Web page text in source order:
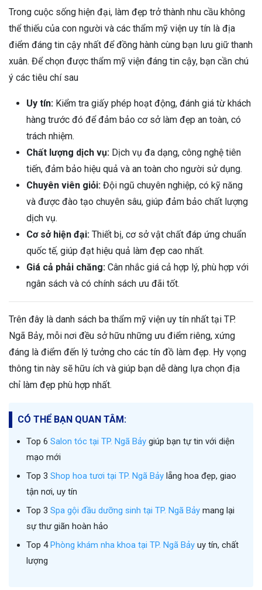
Trong cuộc sống hiện đại, làm đẹp trở thành nhu cầu không
thể thiếu của con người và các thẩm mỹ viện uy tín là địa
điểm đáng tin cậy nhất để đồng hành cùng bạn lưu giữ thanh
xuân. Để chọn được thẩm mỹ viện đáng tin cậy, bạn cần chú
ý các tiêu chí sau
Uy tín: Kiểm tra giấy phép hoạt động, đánh giá từ khách
hàng trước đó để đảm bảo cơ sở làm đẹp an toàn, có
trách nhiệm.
Chất lượng dịch vụ: Dịch vụ đa dạng, công nghệ tiên
tiến, đảm bảo hiệu quả và an toàn cho người sử dụng.
Chuyên viên giỏi: Đội ngũ chuyên nghiệp, có kỹ năng
và được đào tạo chuyên sâu, giúp đảm bảo chất lượng
dịch vụ.
Cơ sở hiện đại: Thiết bị, cơ sở vật chất đáp ứng chuẩn
quốc tế, giúp đạt hiệu quả làm đẹp cao nhất.
Giá cả phải chăng: Cân nhắc giá cả hợp lý, phù hợp với
ngân sách và có chính sách ưu đãi tốt.
Trên đây là danh sách ba thẩm mỹ viện uy tín nhất tại TP.
Ngã Bảy, mỗi nơi đều sở hữu những ưu điểm riêng, xứng
đáng là điểm đến lý tưởng cho các tín đồ làm đẹp. Hy vọng
thông tin này sẽ hữu ích và giúp bạn dễ dàng lựa chọn địa
chỉ làm đẹp phù hợp nhất.
CÓ THỂ BẠN QUAN TÂM:
Top 6 Salon tóc tại TP. Ngã Bảy giúp bạn tự tin với diện
mạo mới
Top 3 Shop hoa tươi tại TP. Ngã Bảy lẵng hoa đẹp, giao
tận nơi, uy tín
Top 3 Spa gội đầu dưỡng sinh tại TP. Ngã Bảy mang lại
sự thư giãn hoàn hảo
Top 4Phòng khám nha khoa tại TP. Ngã Bảy uy tín, chất
lượng